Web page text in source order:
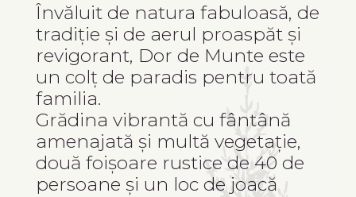
Învăluit de natura fabuloasă, de
tradiție și de aerul proaspăt și
revigorant, Dor de Munte este
un colț de paradis pentru toată
familia.
Grădina vibrantă cu fântână
amenajată și multă vegetație,
două foișoare rustice de 40 de
persoane și un loc de joacă